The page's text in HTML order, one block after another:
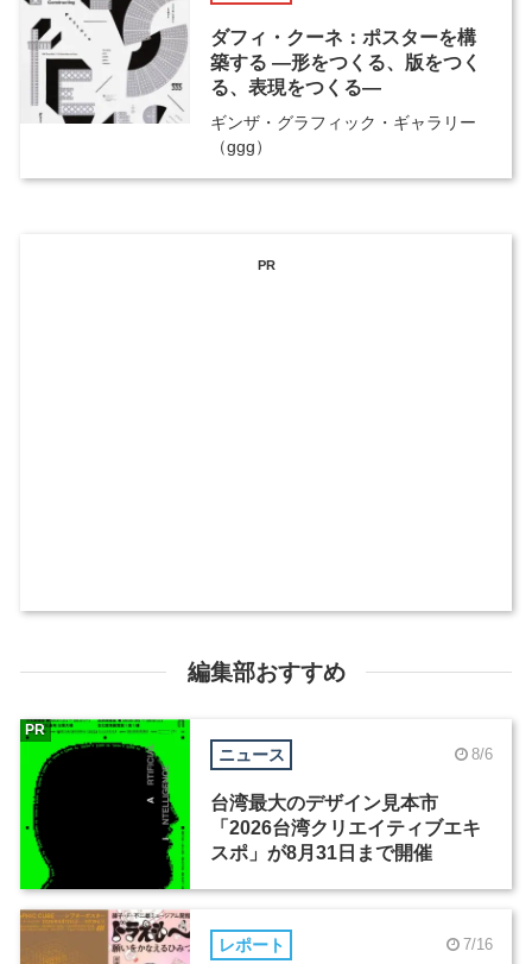
ダフィ・クーネ：ポスターを構
築する ―形をつくる、版をつく
る、表現をつくる―
ギンザ・グラフィック・ギャラリー
（ggg）
PR
編集部おすすめ
ニュース 8/6
台湾最大のデザイン見本市
「2026台湾クリエイティブエキ
スポ」が8月31日まで開催
PR
レポート 7/16